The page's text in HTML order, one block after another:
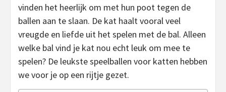
vinden het heerlijk om met hun poot tegen de
ballen aan te slaan. De kat haalt vooral veel
vreugde en liefde uit het spelen met de bal. Alleen
welke bal vind je kat nou echt leuk om mee te
spelen? De leukste speelballen voor katten hebben
we voor je op een rijtje gezet.